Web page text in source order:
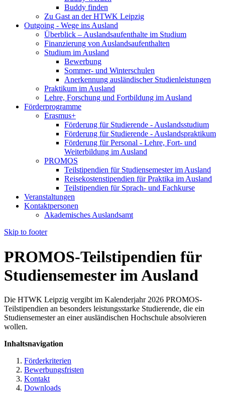
Buddy finden
Zu Gast an der HTWK Leipzig
Outgoing - Wege ins Ausland
Überblick – Auslandsaufenthalte im Studium
Finanzierung von Auslandsaufenthalten
Studium im Ausland
Bewerbung
Sommer- und Winterschulen
Anerkennung ausländischer Studienleistungen
Praktikum im Ausland
Lehre, Forschung und Fortbildung im Ausland
Förderprogramme
Erasmus+
Förderung für Studierende - Auslandsstudium
Förderung für Studierende - Auslandspraktikum
Förderung für Personal - Lehre, Fort- und
Weiterbildung im Ausland
PROMOS
Teilstipendien für Studiensemester im Ausland
Reisekostenstipendien für Praktika im Ausland
Teilstipendien für Sprach- und Fachkurse
Veranstaltungen
Kontaktpersonen
Akademisches Auslandsamt
Skip to footer
PROMOS-Teilstipendien für
Studiensemester im Ausland
Die HTWK Leipzig vergibt im Kalenderjahr 2026 PROMOS-
Teilstipendien an besonders leistungsstarke Studierende, die ein
Studiensemester an einer ausländischen Hochschule absolvieren
wollen.
Inhaltsnavigation
Förderkriterien
Bewerbungsfristen
Kontakt
Downloads